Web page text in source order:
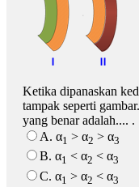
Ketika dipanaskan
tampak seperti
yang benar adalah.... .
A. α1 > α2 > α3
B. α1 < α2 < α3
C. α1 > α2 < α3